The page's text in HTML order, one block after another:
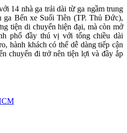
14 nhà ga trải dài từ ga ngầm trung
ga Bến xe Suối Tiên (TP. Thủ Đức),
tiện di chuyển hiện đại, mà còn mở
phố đầy thú vị với tổng chiều dài
hành khách có thể dễ dàng tiếp cận
chuyến đi trở nên tiện lợi và đầy ắp